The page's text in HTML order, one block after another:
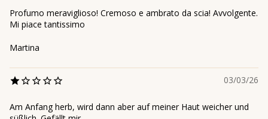
Profumo meraviglioso! Cremoso e ambrato da scia! Avvolgente.
Mi piace tantissimo
Martina
03/03/26
Am Anfang herb, wird dann aber auf meiner Haut weicher und